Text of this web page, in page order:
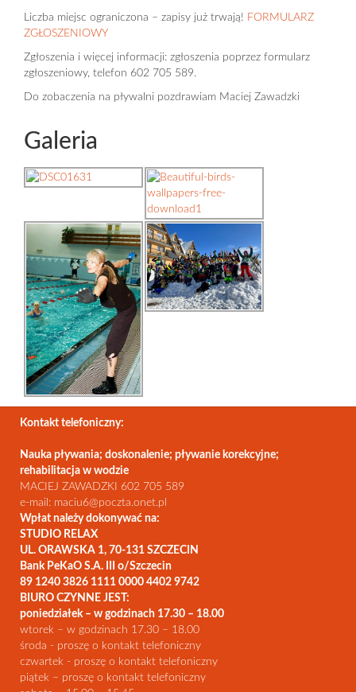
Liczba miejsc ograniczona – zapisy już trwają! FORMULARZ
ZGŁOSZENIOWY
Zgłoszenia i więcej informacji: zgłoszenia poprzez formularz
zgłoszeniowy, telefon 602 705 589.
Do zobaczenia na pływalni pozdrawiam Maciej Zawadzki
Galeria
Kontakt telefoniczny:
Nauka pływania; doskonalenie; pływanie korekcyjne;
rehabilitacja w wodzie
MACIEJ ZAWADZKI 602 705 589
e-mail: maciu6@poczta.onet.pl
Wpłat należy dokonywać na:
STUDIO RELAX
UL. ORAWSKA 1, 70-131 SZCZECIN
Bank PeKaO S.A. III o/Szczecin
89 1240 3826 1111 0000 4402 9742
BIURO CZYNNE JEST:
poniedziałek – w godzinach 17.30 – 18.00
wtorek – w godzinach 17.30 – 18.00
środa - proszę o kontakt telefoniczny
czwartek - proszę o kontakt telefoniczny
piątek – proszę o kontakt telefoniczny